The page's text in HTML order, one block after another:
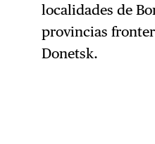
localidades de
provincias
Donetsk.